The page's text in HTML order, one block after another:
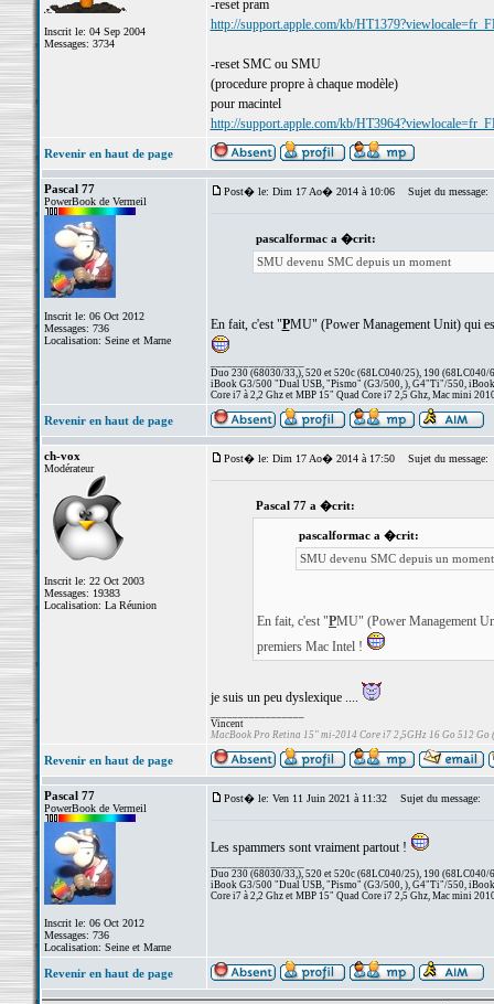
Inscrit le: 04 Sep 2004
Messages: 3734
-reset pram
http://support.apple.com/kb/
-reset SMC ou SMU
(procedure propre à chaque modèle)
pour macintel
http://support.apple.com/kb/
Revenir en haut de page
Pascal 77
PowerBook de Vermeil
Inscrit le: 06 Oct 2012
Messages: 736
Localisation: Seine et Marne
Post� le: Dim 17 Ao� 2014 à 10:06 Sujet du message:
pascalformac a �crit:
SMU devenu SMC depuis un moment
En fait, c'est "PMU" (Power Management Unit) qui
Duo 230 (68030/33,), 520 et 520c (68LC040/25), 190 (68LC040/
iBook G3/500 "Dual USB, "Pismo" (G3/500, ), G4"Ti"/550,
Core i7 à 2,2 Ghz et MBP 15" Quad Core i7 2,5 Ghz, Mac mini
Revenir en haut de page
ch-vox
Modérateur
Inscrit le: 22 Oct 2003
Messages: 19383
Localisation: La Réunion
Post� le: Dim 17 Ao� 2014 à 17:50 Sujet du message:
Pascal 77 a �crit:
pascalformac a �crit:
SMU devenu SMC depuis un moment
En fait, c'est "PMU" (Power Management
premiers Mac Intel !
je suis un peu dyslexique ....
Vincent
MacBook Pro Retina 15" mi-2014 Core i7 2,5GHz 16 Go 512 Go
Revenir en haut de page
Pascal 77
PowerBook de Vermeil
Inscrit le: 06 Oct 2012
Messages: 736
Localisation: Seine et Marne
Post� le: Ven 11 Juin 2021 à 11:32 Sujet du message:
Les spammers sont vraiment partout !
Duo 230 (68030/33,), 520 et 520c (68LC040/25), 190 (68LC040/
iBook G3/500 "Dual USB, "Pismo" (G3/500, ), G4"Ti"/550,
Core i7 à 2,2 Ghz et MBP 15" Quad Core i7 2,5 Ghz, Mac mini
Revenir en haut de page